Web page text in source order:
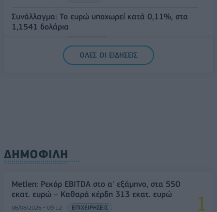
Συνάλλαγμα: Το ευρώ υποχωρεί κατά 0,11%, στα
1,1541 δολάρια
ΟΛΕΣ ΟΙ ΕΙΔΗΣΕΙΣ
ΔΗΜΟΦΙΛΗ
Metlen: Ρεκόρ EBITDA στο α' εξάμηνο, στα 550
εκατ. ευρώ – Καθαρά κέρδη 313 εκατ. ευρώ
06/08/2026 - 09:12 ΕΠΙΧΕΙΡΗΣΕΙΣ